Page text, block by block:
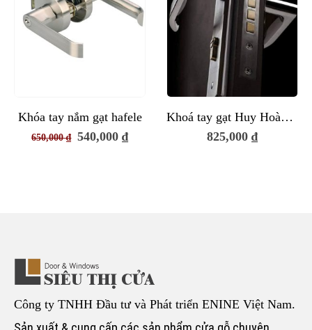
Khóa tay nắm gạt hafele
650,000₫ Giá
540,000 ₫Giá
Khoá tay gạt Huy Hoàng KG211
825,000 ₫
Công ty TNHH Đầu tư và Phát triển ENINE Việt Nam.